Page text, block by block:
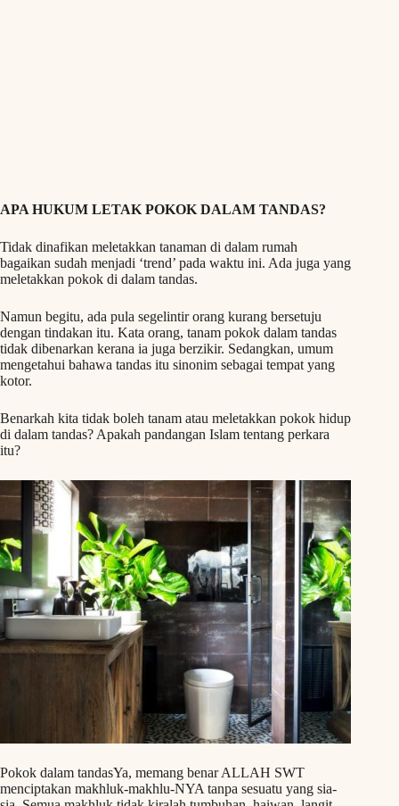
APA HUKUM LETAK POKOK DALAM TANDAS?
Tidak dinafikan meletakkan tanaman di dalam rumah
bagaikan sudah menjadi ‘trend’ pada waktu ini. Ada juga yang
meletakkan pokok di dalam tandas.
Namun begitu, ada pula segelintir orang kurang bersetuju
dengan tindakan itu. Kata orang, tanam pokok dalam tandas
tidak dibenarkan kerana ia juga berzikir. Sedangkan, umum
mengetahui bahawa tandas itu sinonim sebagai tempat yang
kotor.
Benarkah kita tidak boleh tanam atau meletakkan pokok hidup
di dalam tandas? Apakah pandangan Islam tentang perkara
itu?
Pokok dalam tandasYa, memang benar ALLAH SWT
menciptakan makhluk-makhlu-NYA tanpa sesuatu yang sia-